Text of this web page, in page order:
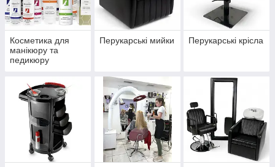
Косметика для
манікюру та
педикюру
Перукарські мийки Перукарські крісла